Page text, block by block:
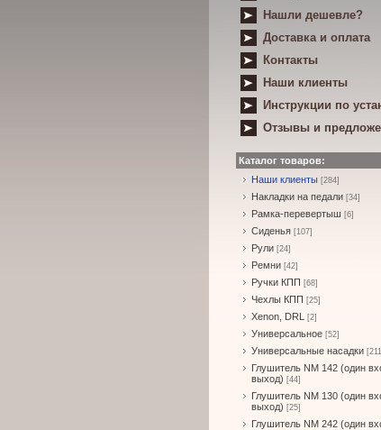
Нашли дешевле?
Доставка и оплата
Контакты
Наши клиенты
Инструкции по
Отзывы и
Каталог товаров:
Наши клиенты [284]
Накладки на педали [34]
Рамка-перевертыш [6]
Сиденья [107]
Рули [24]
Ремни [42]
Ручки КПП [68]
Чехлы КПП [25]
Xenon, DRL [2]
Универсальное [52]
Универсальные насадки
Глушитель NM 142 (один
выход) [44]
Глушитель NM 130 (один
выход) [25]
Глушитель NM 242 (один